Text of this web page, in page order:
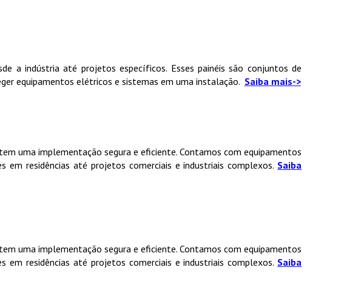
a indústria até projetos específicos. Esses painéis são conjuntos de
equipamentos elétricos e sistemas em uma instalação. Saiba mais->
uma implementação segura e eficiente. Contamos com equipamentos
em residências até projetos comerciais e industriais complexos. Saiba
uma implementação segura e eficiente. Contamos com equipamentos
em residências até projetos comerciais e industriais complexos. Saiba